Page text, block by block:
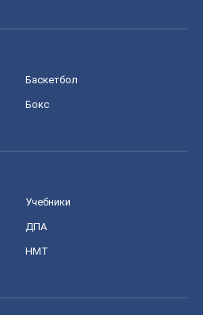
Баскетбол
Бокс
Учебники
ДПА
НМТ